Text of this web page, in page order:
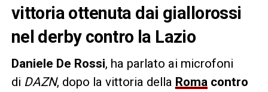
vittoria ottenuta dai giallorossi
nel derby contro la Lazio
Daniele De Rossi, ha parlato ai microfoni
di DAZN, dopo la vittoria della Roma contro